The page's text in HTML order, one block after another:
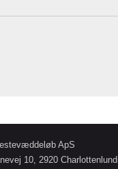
ApS
10, 2920 Charlottenlund